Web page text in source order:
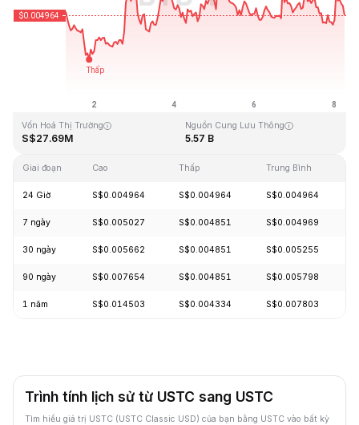
Cập Nhật Lần Cuối: 2026-08-08, 06:27 GMT+0
Vốn Hoá Thị Trường
S$27.69M
Nguồn Cung Lưu Thông
5.57 B
Giai đoạn Cao Thấp Trung Bình
24 Giờ S$0.004964 S$0.004964 S$0.004964
7 ngày S$0.005027 S$0.004851 S$0.004969
30 ngày S$0.005662 S$0.004851 S$0.005255
90 ngày S$0.007654 S$0.004851 S$0.005798
1 năm S$0.014503 S$0.004334 S$0.007803
Trình tính lịch sử từ USTC sang USTC
Tìm hiểu giá trị USTC (USTC Classic USD) của bạn bằng USTC vào bất kỳ